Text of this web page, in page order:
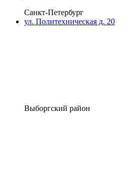
Санкт-Петербург
ул. Политехническая д. 20
Выборгский район